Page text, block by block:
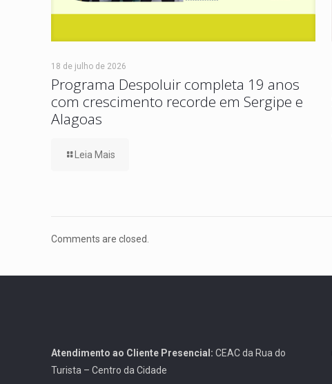
18 de julho de 2026
Programa Despoluir completa 19 anos
com crescimento recorde em Sergipe e
Alagoas
Leia Mais
Comments are closed.
Atendimento ao Cliente Presencial: CEAC da Rua do
Turista – Centro da Cidade